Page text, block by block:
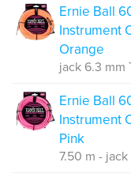
Ernie Ball
Instrument
Orange
jack 6.3 mm
Ernie Ball
Instrument
Pink
7.50 m -